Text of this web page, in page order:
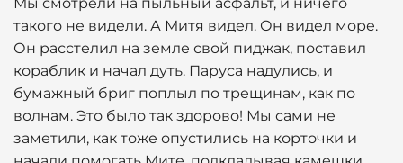
такого не видели. А Митя видел. Он видел море.
Он расстелил на земле свой пиджак, поставил
кораблик и начал дуть. Паруса надулись, и
бумажный бриг поплыл по трещинам, как по
волнам. Это было так здорово! Мы сами не
заметили, как тоже опустились на корточки и